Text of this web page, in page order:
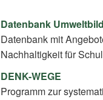
Datenbank
Datenbank mit
Nachhaltigkeit für
DENK-WEGE
Programm zur